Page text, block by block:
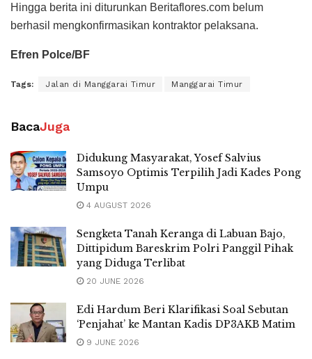
Hingga berita ini diturunkan Beritaflores.com belum
berhasil mengkonfirmasikan kontraktor pelaksana.
Efren Polce/BF
Tags: Jalan di Manggarai Timur Manggarai Timur
BacaJuga
Didukung Masyarakat, Yosef Salvius
Samsoyo Optimis Terpilih Jadi Kades Pong
Umpu
4 AUGUST 2026
Sengketa Tanah Keranga di Labuan Bajo,
Dittipidum Bareskrim Polri Panggil Pihak
yang Diduga Terlibat
20 JUNE 2026
Edi Hardum Beri Klarifikasi Soal Sebutan
‘Penjahat’ ke Mantan Kadis DP3AKB Matim
9 JUNE 2026